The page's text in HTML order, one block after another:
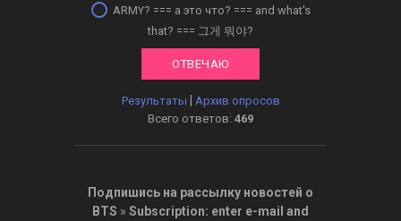
ARMY? === а это что? === and what's
that? === 그게 뭐야?
Результаты
Архив опросов
Всего ответов: 469
Подпишись на рассылку новостей о
BTS » Subscription: enter e-mail and